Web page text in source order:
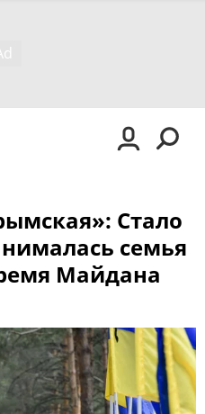
Стало
семья
Майдана